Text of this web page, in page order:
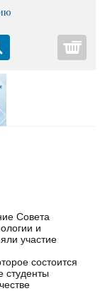
Совета
и
участие
состоится
студенты